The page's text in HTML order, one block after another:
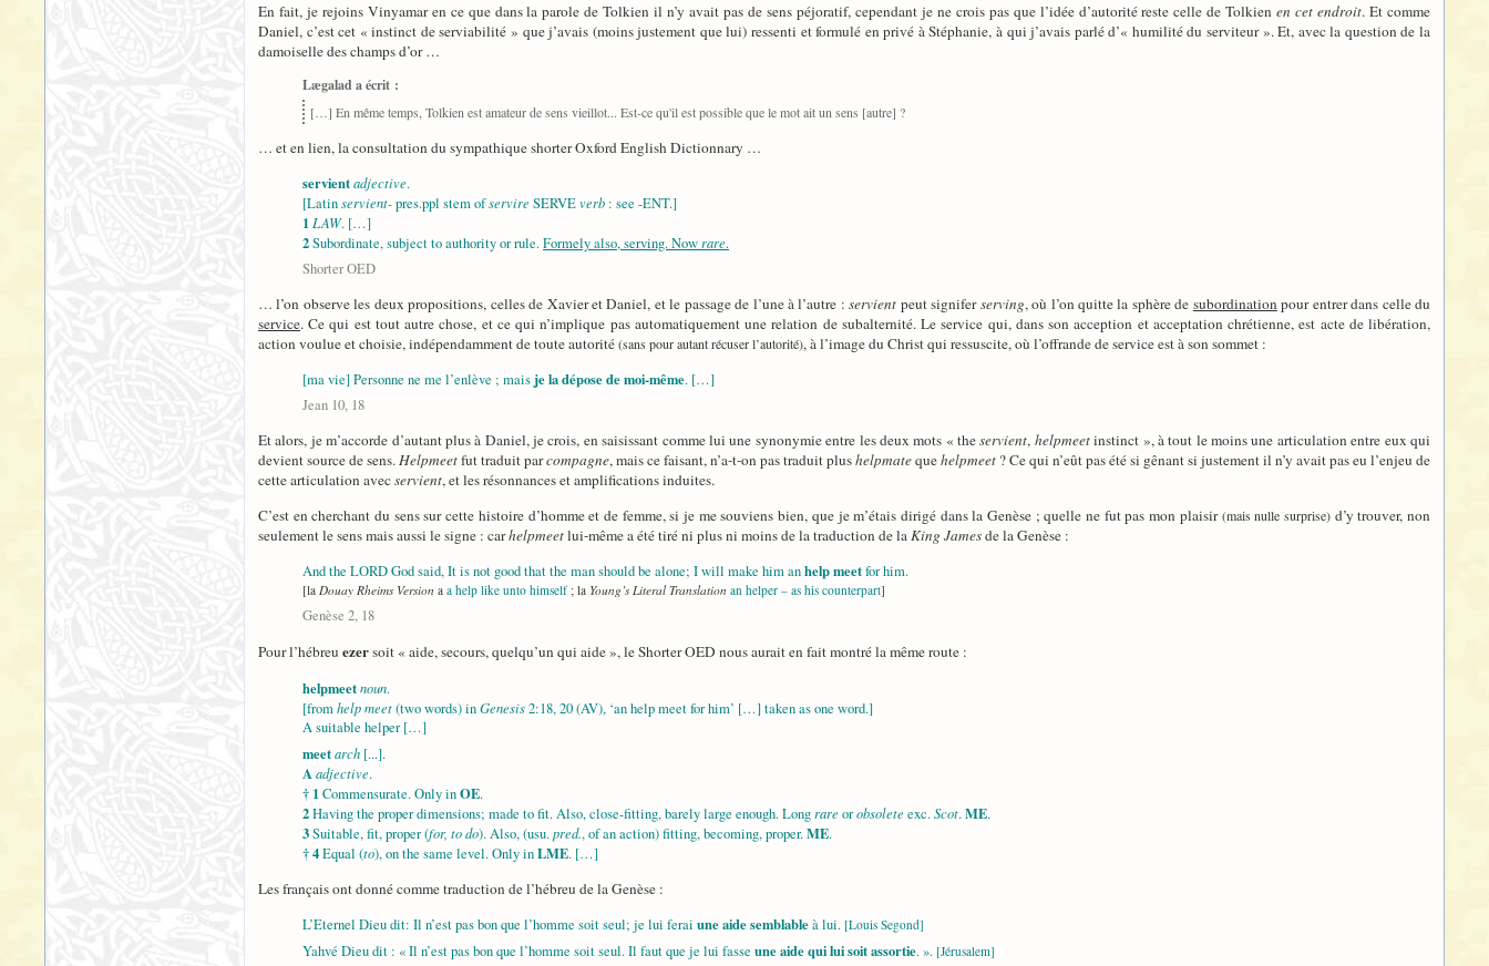
En fait, je rejoins Vinyamar en ce que dans la parole de Tolkien il n’y avait pas de sens péjoratif, cependant je ne crois pas que l’idée d’autorité reste celle de Tolkienen cet endroit. Et comme
Daniel, c’est cet « instinct de serviabilité » que j’avais (moins justement que lui) ressenti et formulé en privé à Stéphanie, à qui j’avais parlé d’« humilité du serviteur ». Et, avec la question de la
damoiselle des champs d’or …
Lægalad a écrit :
[…] En même temps, Tolkien est amateur de sens vieillot... Est-ce qu'il est possible que le mot ait un sens [autre] ?
… et en lien, la consultation du sympathique shorter Oxford English Dictionnary …
servientadjective.
[Latinservient-pres.ppl stem ofservire SERVEverb : see -ENT.]
1 LAW. […]
2Subordinate, subject to authority or rule.Formely also, serving. Now rare.
Shorter OED
… l’on observe les deux propositions, celles de Xavier et Daniel, et le passage de l’une à l’autre :servient peut signiferserving, où l’on quitte la sphère de subordinationpour entrer dans celle du
service. Ce qui est tout autre chose, et ce qui n’implique pas automatiquement une relation de subalternité. Le service qui, dans son acception et acceptation chrétienne, est acte de libération,
action voulue et choisie, indépendamment de toute autorité(sans pour autant récuser l’autorité), à l’image du Christ qui ressuscite, où l’offrande de service est à son sommet :
[ma vie] Personne ne me l’enlève ; maisje la dépose de moi-même. […]
Jean 10, 18
Et alors, je m’accorde d’autant plus à Daniel, je crois, en saisissant comme lui une synonymie entre les deux mots « theservient, helpmeetinstinct », à tout le moins une articulation entre eux qui
devient source de sens.Helpmeetfut traduit parcompagne, mais ce faisant, n’a-t-on pas traduit plushelpmatequehelpmeet ? Ce qui n’eût pas été si gênant si justement il n’y avait pas eu l’enjeu de
cette articulation avecservient, et les résonnances et amplifications induites.
C’est en cherchant du sens sur cette histoire d’homme et de femme, si je me souviens bien, que je m’étais dirigé dans la Genèse ; quelle ne fut pas mon plaisir(mais nulle surprise)d’y trouver, non
seulement le sens mais aussi le signe : carhelpmeetlui-même a été tiré ni plus ni moins de la traduction de laKing Jamesde la Genèse :
And the LORD God said, It is not good that the man should be alone; I will make him anhelp meetfor him.
[la Douay Rheims Version a a help like unto himself ; la Young’s Literal Translation an helper – as his counterpart]
Genèse 2, 18
Pour l’hébreu ezersoit « aide, secours, quelqu’un qui aide », le Shorter OED nous aurait en fait montré la même route :
helpmeetnoun.
[fromhelp meet(two words) inGenesis2:18, 20 (AV), ‘an help meet for him’ […] taken as one word.]
A suitable helper […]
meetarch [...].
Aadjective.
† 1Commensurate. Only inOE.
2Having the proper dimensions; made to fit. Also, close-fitting, barely large enough. Long rare orobsolete exc.Scot.ME.
3Suitable, fit, proper (for, to do). Also, (usu.pred., of an action) fitting, becoming, proper.ME.
† 4Equal (to), on the same level. Only inLME. […]
Les français ont donné comme traduction de l’hébreu de la Genèse :
L’Eternel Dieu dit: Il n’est pas bon que l’homme soit seul; je lui ferai une aide semblableà lui. [Louis Segond]
Yahvé Dieu dit : « Il n’est pas bon que l’homme soit seul. Il faut que je lui fasse une aide qui lui soit assortie. ». [Jérusalem]